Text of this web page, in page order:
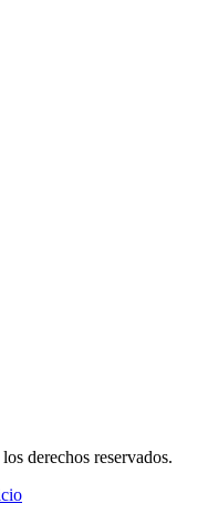
derechos reservados.